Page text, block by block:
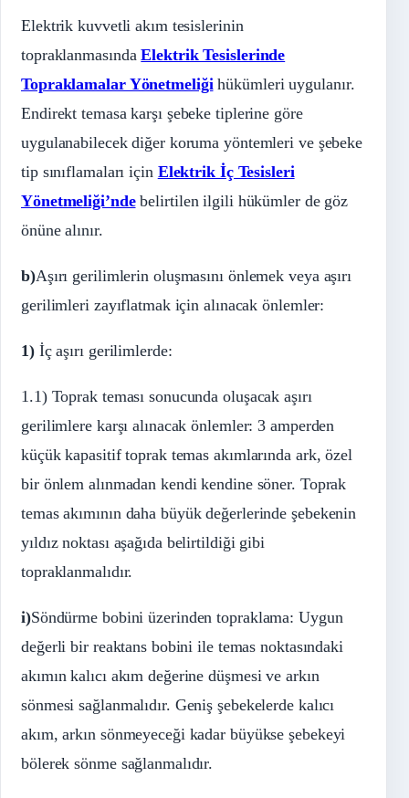
Elektrik kuvvetli akım tesislerinin
topraklanmasındaElektrik Tesislerinde
Topraklamalar Yönetmeliği hükümleri uygulanır.
Endirekt temasa karşı şebeke tiplerine göre
uygulanabilecek diğer koruma yöntemleri ve şebeke
tip sınıflamaları için Elektrik İç Tesisleri
Yönetmeliği’ndebelirtilen ilgili hükümler de göz
önüne alınır.
b)Aşırı gerilimlerin oluşmasını önlemek veya aşırı
gerilimleri zayıflatmak için alınacak önlemler:
1)İç aşırı gerilimlerde:
1.1) Toprak teması sonucunda oluşacak aşırı
gerilimlere karşı alınacak önlemler: 3 amperden
küçük kapasitif toprak temas akımlarında ark, özel
bir önlem alınmadan kendi kendine söner. Toprak
temas akımının daha büyük değerlerinde şebekenin
yıldız noktası aşağıda belirtildiği gibi
topraklanmalıdır.
i)Söndürme bobini üzerinden topraklama: Uygun
değerli bir reaktans bobini ile temas noktasındaki
akımın kalıcı akım değerine düşmesi ve arkın
sönmesi sağlanmalıdır. Geniş şebekelerde kalıcı
akım, arkın sönmeyeceği kadar büyükse şebekeyi
bölerek sönme sağlanmalıdır.